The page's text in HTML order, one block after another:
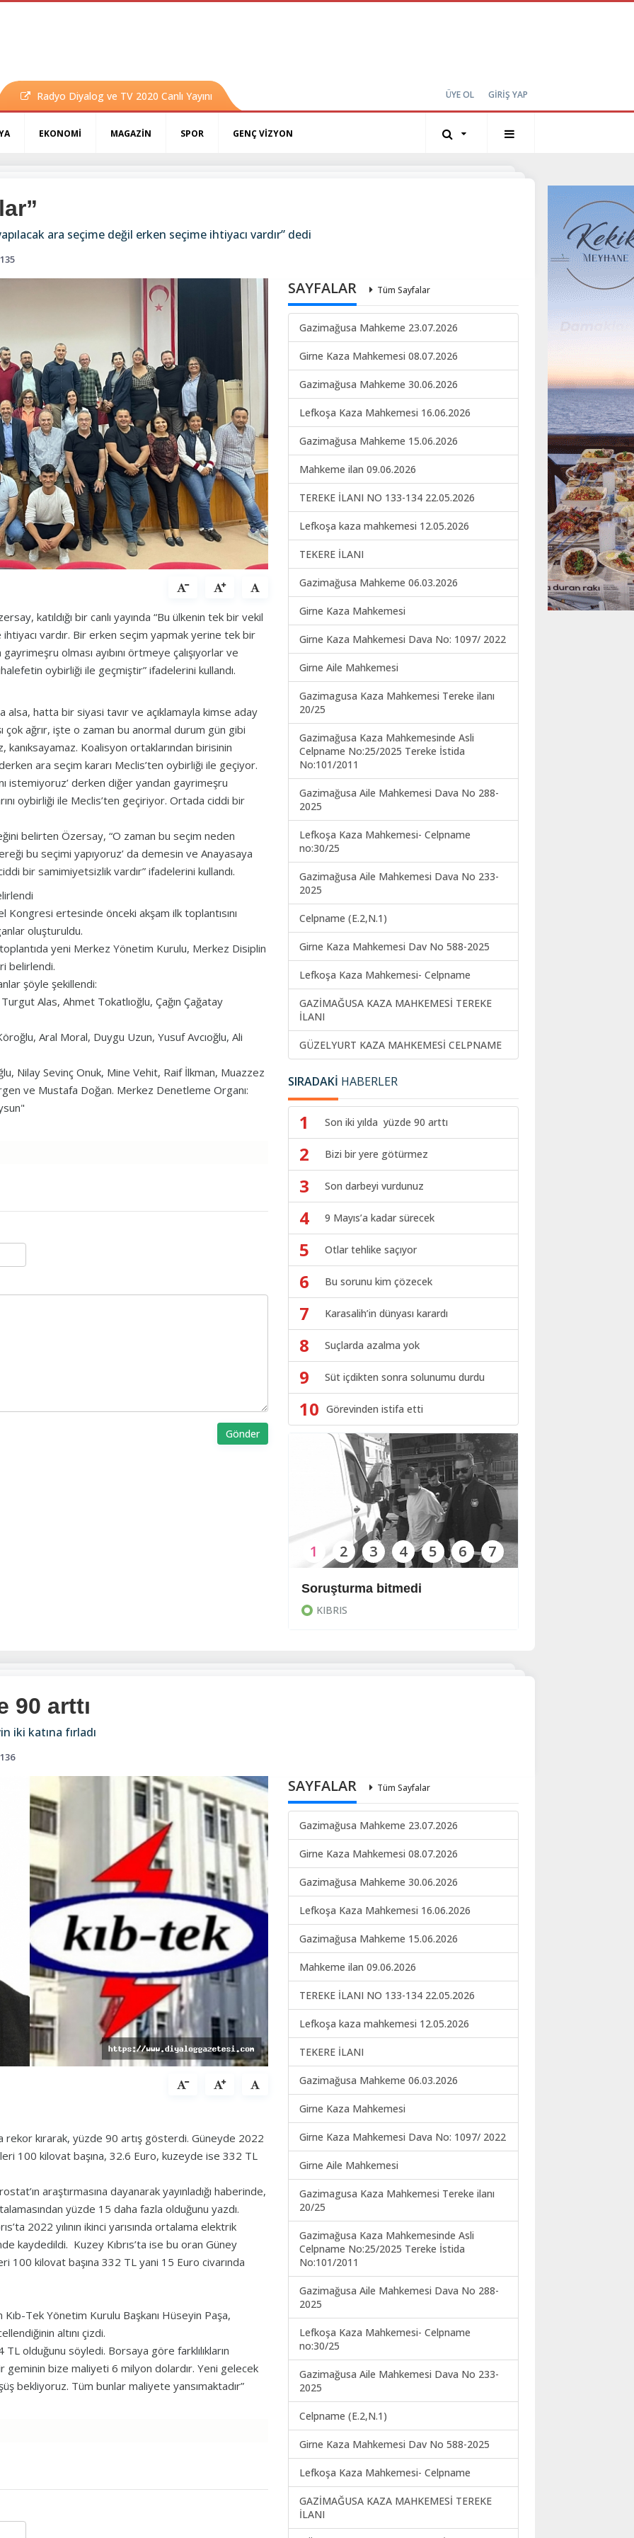
Radyo Diyalog ve TV 2020 Canlı Yayını ÜYE OL GİRİŞ YAP
EKONOMİ MAGAZİN SPOR GENÇ VİZYON
ara seçime değil erken seçime ihtiyacı vardır” dedi
135
katıldığı bir canlı yayında “Bu ülkenin tek bir vekil
vardır. Bir erken seçim yapmak yerine tek bir
olması ayıbını örtmeye çalışıyorlar ve
oybirliği ile geçmiştir” ifadelerini kullandı.
alsa, hatta bir siyasi tavır ve açıklamayla kimse aday
ağrır, işte o zaman bu anormal durum gün gibi
Koalisyon ortaklarından birisinin
derken ara seçim kararı Meclis’ten oybirliği ile geçiyor.
istemiyoruz’ derken diğer yandan gayrimeşru
oybirliği ile Meclis’ten geçiriyor. Ortada ciddi bir
belirten Özersay, “O zaman bu seçim neden
bu seçimi yapıyoruz’ da demesin ve Anayasaya
bir samimiyetsizlik vardır” ifadelerini kullandı.
ertesinde önceki akşam ilk toplantısını
oluşturuldu.
yeni Merkez Yönetim Kurulu, Merkez Disiplin
belirlendi.
şöyle şekillendi:
Alas, Ahmet Tokatlıoğlu, Çağın Çağatay
Aral Moral, Duygu Uzun, Yusuf Avcıoğlu, Ali
Nilay Sevinç Onuk, Mine Vehit, Raif İlkman, Muazzez
ve Mustafa Doğan. Merkez Denetleme Organı:
Gönder
SAYFALAR Tüm Sayfalar
Gazimağusa Mahkeme 23.07.2026
Girne Kaza Mahkemesi 08.07.2026
Gazimağusa Mahkeme 30.06.2026
Lefkoşa Kaza Mahkemesi 16.06.2026
Gazimağusa Mahkeme 15.06.2026
Mahkeme ilan 09.06.2026
TEREKE İLANI NO 133-134 22.05.2026
Lefkoşa kaza mahkemesi 12.05.2026
TEKERE İLANI
Gazimağusa Mahkeme 06.03.2026
Girne Kaza Mahkemesi
Girne Kaza Mahkemesi Dava No: 1097/ 2022
Girne Aile Mahkemesi
Gazimagusa Kaza Mahkemesi Tereke ilanı
20/25
Gazimağusa Kaza Mahkemesinde Asli
Celpname No:25/2025 Tereke İstida
No:101/2011
Gazimağusa Aile Mahkemesi Dava No 288-
2025
Lefkoşa Kaza Mahkemesi- Celpname
no:30/25
Gazimağusa Aile Mahkemesi Dava No 233-
2025
Celpname (E.2,N.1)
Girne Kaza Mahkemesi Dav No 588-2025
Lefkoşa Kaza Mahkemesi- Celpname
GAZİMAĞUSA KAZA MAHKEMESİ TEREKE
İLANI
GÜZELYURT KAZA MAHKEMESİ CELPNAME
SIRADAKİ HABERLER
1 Son iki yılda yüzde 90 arttı
2 Bizi bir yere götürmez
3 Son darbeyi vurdunuz
4 9 Mayıs’a kadar sürecek
5 Otlar tehlike saçıyor
6 Bu sorunu kim çözecek
7 Karasalih’in dünyası karardı
8 Suçlarda azalma yok
9 Süt içdikten sonra solunumu durdu
10 Görevinden istifa etti
Soruşturma bitmedi
KIBRIS
1 2 3 4 5 6 7
90 arttı
iki katına fırladı
136
rekor kırarak, yüzde 90 artış gösterdi. Güneyde 2022
100 kilovat başına, 32.6 Euro, kuzeyde ise 332 TL
araştırmasına dayanarak yayınladığı haberinde,
yüzde 15 daha fazla olduğunu yazdı.
2022 yılının ikinci yarısında ortalama elektrik
kaydedildi. Kuzey Kıbrıs’ta ise bu oran Güney
100 kilovat başına 332 TL yani 15 Euro civarında
Kıb-Tek Yönetim Kurulu Başkanı Hüseyin Paşa,
altını çizdi.
olduğunu söyledi. Borsaya göre farklılıkların
geminin bize maliyeti 6 milyon dolardır. Yeni gelecek
bekliyoruz. Tüm bunlar maliyete yansımaktadır”
SAYFALAR Tüm Sayfalar
Gazimağusa Mahkeme 23.07.2026
Girne Kaza Mahkemesi 08.07.2026
Gazimağusa Mahkeme 30.06.2026
Lefkoşa Kaza Mahkemesi 16.06.2026
Gazimağusa Mahkeme 15.06.2026
Mahkeme ilan 09.06.2026
TEREKE İLANI NO 133-134 22.05.2026
Lefkoşa kaza mahkemesi 12.05.2026
TEKERE İLANI
Gazimağusa Mahkeme 06.03.2026
Girne Kaza Mahkemesi
Girne Kaza Mahkemesi Dava No: 1097/ 2022
Girne Aile Mahkemesi
Gazimagusa Kaza Mahkemesi Tereke ilanı
20/25
Gazimağusa Kaza Mahkemesinde Asli
Celpname No:25/2025 Tereke İstida
No:101/2011
Gazimağusa Aile Mahkemesi Dava No 288-
2025
Lefkoşa Kaza Mahkemesi- Celpname
no:30/25
Gazimağusa Aile Mahkemesi Dava No 233-
2025
Celpname (E.2,N.1)
Girne Kaza Mahkemesi Dav No 588-2025
Lefkoşa Kaza Mahkemesi- Celpname
GAZİMAĞUSA KAZA MAHKEMESİ TEREKE
İLANI